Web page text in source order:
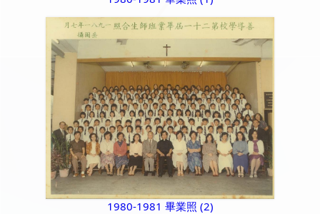
1980-1981 畢業照 (2)